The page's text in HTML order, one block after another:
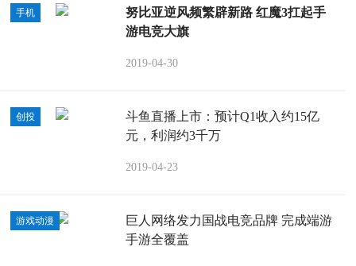
手机
努比亚逆风频繁辟新路 红魔3扛起手
游电竞大旗
2019-04-30
创投
斗鱼直播上市：预计Q1收入约15亿
元，利润约3千万
2019-04-23
游戏动漫
巨人网络发力国战电竞品牌 完成端游
手游全覆盖